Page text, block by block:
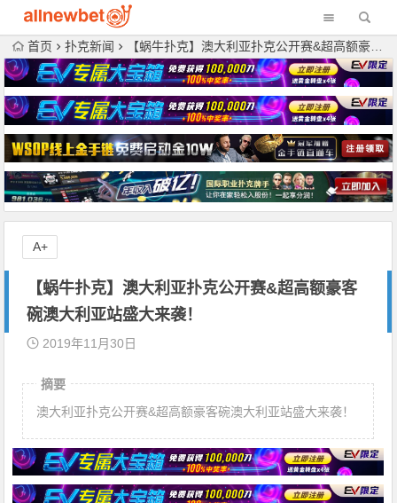
首页 扑克新闻 【蜗牛扑克】澳大利亚扑克公开赛&超高额豪客碗澳大利亚站盛大来袭！
【蜗牛扑克】澳大利亚扑克公开赛&超高额豪客
碗澳大利亚站盛大来袭！
2019年11月30日
摘要
澳大利亚扑克公开赛&超高额豪客碗澳大利亚站盛大来袭！
A+